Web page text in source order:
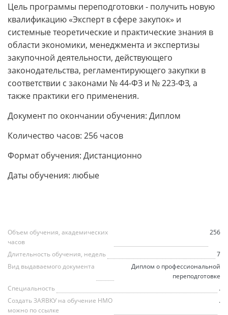
Цель программы переподготовки - получить новую
квалификацию «Эксперт в сфере закупок» и
системные теоретические и практические знания в
области экономики, менеджмента и экспертизы
закупочной деятельности, действующего
законодательства, регламентирующего закупки в
соответствии с законами № 44-ФЗ и № 223-ФЗ, а
также практики его применения.
Документ по окончании обучения: Диплом
Количество часов: 256 часов
Формат обучения: Дистанционно
Даты обучения: любые
Объем обучения, академических
часов
256
Длительность обучения, недель
7
Вид выдаваемого документа
Диплом о профессиональной
переподготовке
Специальность
.
Создать ЗАЯВКУ на обучение НМО
можно по ссылке
.